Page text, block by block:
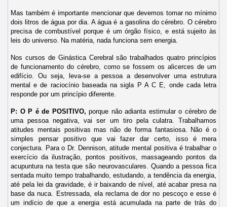
Mas também é importante mencionar que devemos tomar no mínimo
dois litros de água por dia. A água é a gasolina do cérebro. O cérebro
precisa de combustível porque é um órgão físico, e está sujeito às
leis do universo. Na matéria, nada funciona sem energia.
Nos cursos de Ginástica Cerebral são trabalhados quatro princípios
de funcionamento do cérebro, como se fossem os alicerces de um
edifício. Ou seja, leva-se a pessoa a desenvolver uma estrutura
mental e de raciocínio baseada na sigla P A C E, onde cada letra
responde por um princípio diferente.
P: O P é de POSITIVO, porque não adianta estimular o cérebro de
uma pessoa negativa, vai ser um tiro pela culatra. Trabalhamos
atitudes mentais positivas mas não de forma fantasiosa. Não é o
simples pensar positivo que vai fazer dar certo, isso é mera
conjectura. Para o Dr. Dennison, atitude mental positiva é trabalhar o
exercício da ilustração, pontos positivos, massageando pontos da
acupuntura na testa que são neurovasculares. Quando a pessoa fica
sentada muito tempo trabalhando, estudando, a tendência da energia,
até pela lei da gravidade, é ir baixando de nível, até acabar presa na
base da nuca. Estressada, ela reclama de dor no pescoço e esse é
um indício de que a energia está acumulada na parte de trás do